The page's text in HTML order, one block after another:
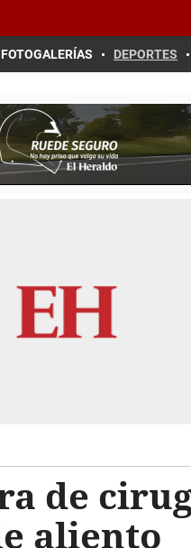
FOTOGALERÍAS DEPORTES
de
aliento